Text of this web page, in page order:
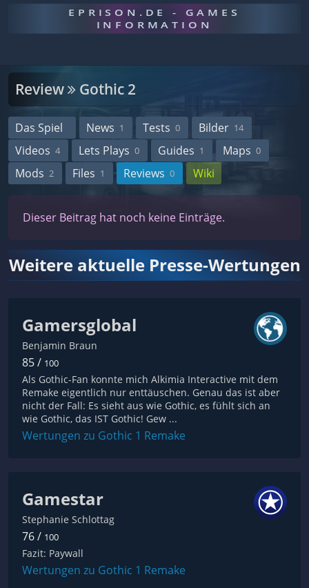
EPRISON.DE - GAMES
INFORMATION
Review Gothic 2
Das Spiel News 1 Tests 0 Bilder 14
Videos 4 Lets Plays 0 Guides 1 Maps 0
Mods 2 Files 1 Reviews 0 Wiki
Dieser Beitrag hat noch keine Einträge.
Weitere aktuelle Presse-Wertungen
Gamersglobal
Benjamin Braun
85 / 100
Als Gothic-Fan konnte mich Alkimia Interactive mit dem
Remake eigentlich nur enttäuschen. Genau das ist aber
nicht der Fall: Es sieht aus wie Gothic, es fühlt sich an
wie Gothic, das IST Gothic! Gew ...
Wertungen zu Gothic 1 Remake
Gamestar
Stephanie Schlottag
76 / 100
Fazit: Paywall
Wertungen zu Gothic 1 Remake